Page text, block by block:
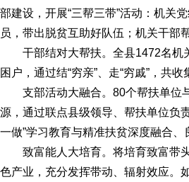
部建设，开展“三帮三带”活动：机关
员，带出脱贫互助好队伍；机关干部
干部结对大帮扶。全县1472名
困户，通过结“穷亲”、走“穷戚”，共
支部活动大融合。80个帮扶单位
源，通过联点县级领导、帮扶单位负
一做”学习教育与精准扶贫深度融合、
致富能人大培育。将培育致富带
色产业，充分发挥带动、辐射效应。